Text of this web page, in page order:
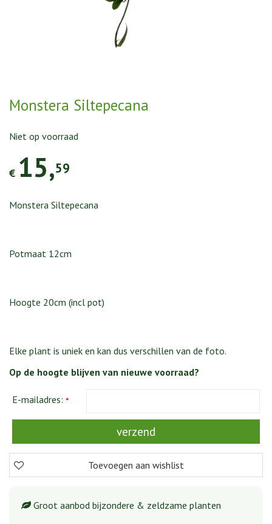
Monstera Siltepecana
€ 15,59
Niet op voorraad
Monstera Siltepecana
Potmaat 12cm
Hoogte 20cm (incl pot)
Elke plant is uniek en kan dus verschillen van de foto.
Op de hoogte blijven van nieuwe voorraad?
E-mailadres: *
Groot aanbod bijzondere & zeldzame planten